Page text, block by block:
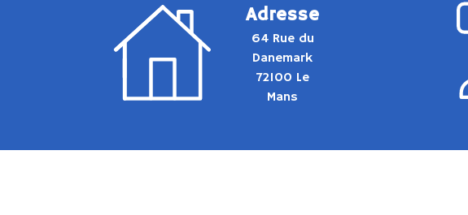
Adresse
64 Rue du
Danemark
72100 Le
Mans